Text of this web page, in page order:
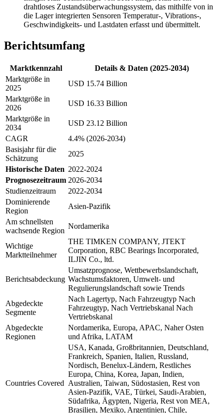
drahtloses Zustandsüberwachungssystem, das mithilfe von in
die Lager integrierten Sensoren Temperatur-, Vibrations-,
Geschwindigkeits- und Lastdaten erfasst und übermittelt.
Berichtsumfang
Marktkennzahl
Details & Daten (2025-2034)
Marktgröße in
2025
USD 15.74 Billion
Marktgröße in
2026
USD 16.33 Billion
Marktgröße in
2034
USD 23.12 Billion
CAGR
4.4% (2026-2034)
Basisjahr für die
Schätzung
2025
Historische Daten 2022-2024
Prognosezeitraum 2026-2034
Studienzeitraum
2022-2034
Dominierende
Region
Asien-Pazifik
Am schnellsten
wachsende Region
Nordamerika
Wichtige
Marktteilnehmer
THE TIMKEN COMPANY, JTEKT
Corporation, RBC Bearings Incorporated,
ILJIN Co., ltd.
Berichtsabdeckung
Umsatzprognose, Wettbewerbslandschaft,
Wachstumsfaktoren, Umwelt- und
Regulierungslandschaft sowie Trends
Abgedeckte
Segmente
Nach Lagertyp, Nach Fahrzeugtyp Nach
Fahrzeugtyp, Nach Vertriebskanal Nach
Vertriebskanal
Abgedeckte
Regionen
Nordamerika, Europa, APAC, Naher Osten
und Afrika, LATAM
Countries Covered
USA, Kanada, Großbritannien, Deutschland,
Frankreich, Spanien, Italien, Russland,
Nordisch, Benelux-Ländern, Restliches
Europa, China, Korea, Japan, Indien,
Australien, Taiwan, Südostasien, Rest von
Asien-Pazifik, VAE, Türkei, Saudi-Arabien,
Südafrika, Ägypten, Nigeria, Rest von MEA,
Brasilien, Mexiko, Argentinien, Chile,